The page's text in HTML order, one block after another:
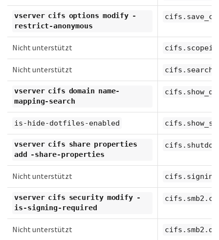
vserver cifs options modify -
restrict-anonymous
Nicht unterstützt cifs.scopeid
Nicht unterstützt
vserver cifs domain name-
mapping-search
is-hide-dotfiles-enabled
vserver cifs share properties
add -share-properties
Nicht unterstützt
vserver cifs security modify -
is-signing-required
Nicht unterstützt